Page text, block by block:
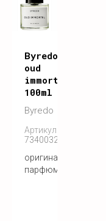
Byredo
oud
immortel
100ml
Byredo
Артикул:
7340032860351
оригинальный
парфюм